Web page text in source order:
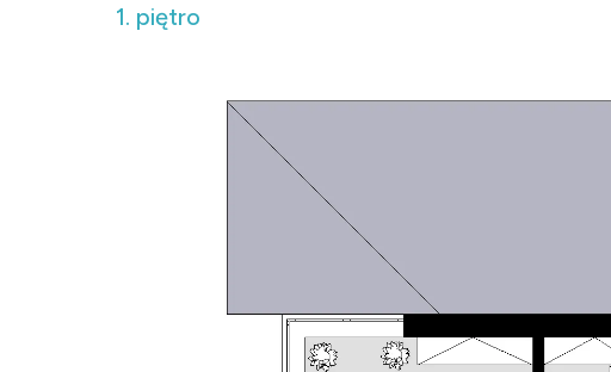
1. piętro